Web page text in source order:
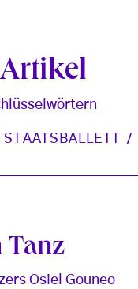
Tanz
Osiel Gouneo